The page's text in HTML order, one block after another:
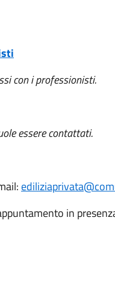
con i professionisti.
essere contattati.
in